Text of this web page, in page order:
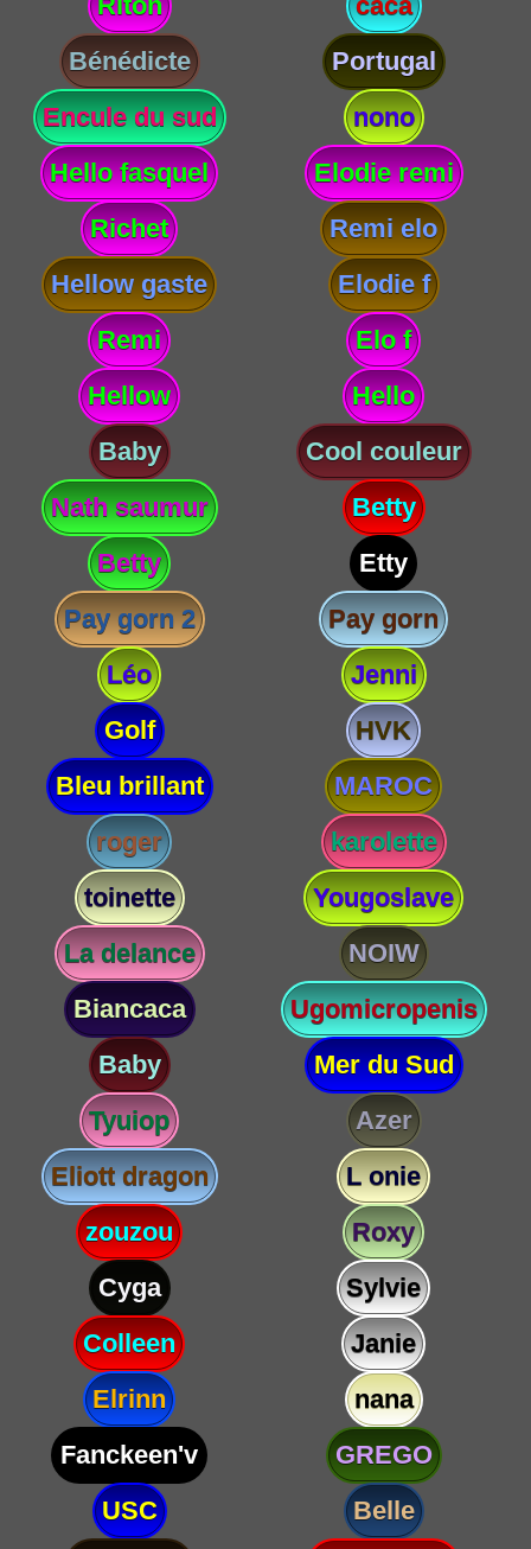
Bénédicte
Portugal
Encule du sud
nono
Hello fasquel
Elodie remi
Richet
Remi elo
Hellow gaste
Elodie f
Remi
Elo f
Hellow
Hello
Baby
Cool couleur
Nath saumur
Betty
Betty
Etty
Pay gorn 2
Pay gorn
Léo
Jenni
Golf
HVK
Bleu brillant
MAROC
roger
karolette
toinette
Yougoslave
La delance
NOIW
Biancaca
Ugomicropenis
Baby
Mer du Sud
Tyuiop
Azer
Eliott dragon
L onie
zouzou
Roxy
Cyga
Sylvie
Colleen
Janie
Elrinn
nana
Fanckeen'v
GREGO
USC
Belle